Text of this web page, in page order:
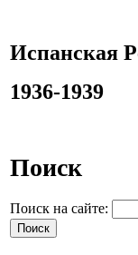
Испанская
1936-1939
Поиск
Поиск на сайте: